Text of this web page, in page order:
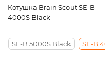
Котушка Brain Scout SE-B
4000S Black
SE-B 5000S Black SE-B